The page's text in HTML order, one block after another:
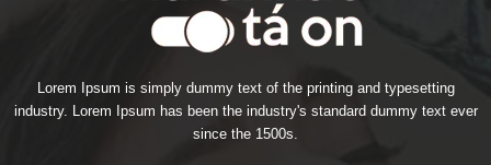
Lorem Ipsum is simply dummy text of the printing and typesetting
industry. Lorem Ipsum has been the industry's standard dummy text ever
since the 1500s.